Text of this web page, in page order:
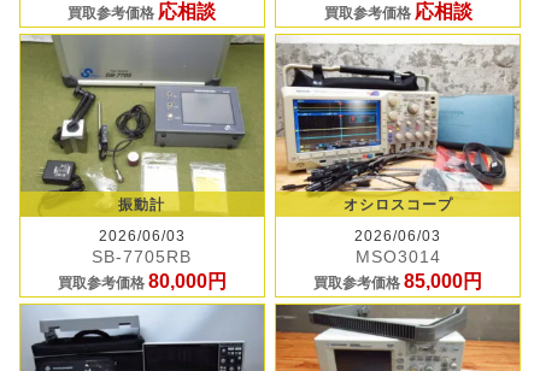
買取参考価格 応相談 買取参考価格 応相談
振動計
2026/06/03
SB-7705RB
買取参考価格 80,000円
オシロスコープ
2026/06/03
MSO3014
買取参考価格85,000円